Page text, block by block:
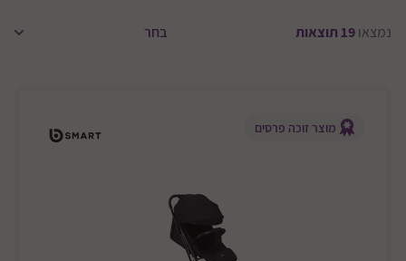
נמצאו19 תוצאות
מוצר זוכה פרסים